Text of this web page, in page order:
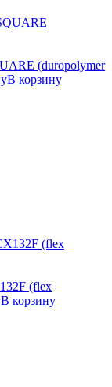
(duropolymer
В корзину
(flex
В корзину